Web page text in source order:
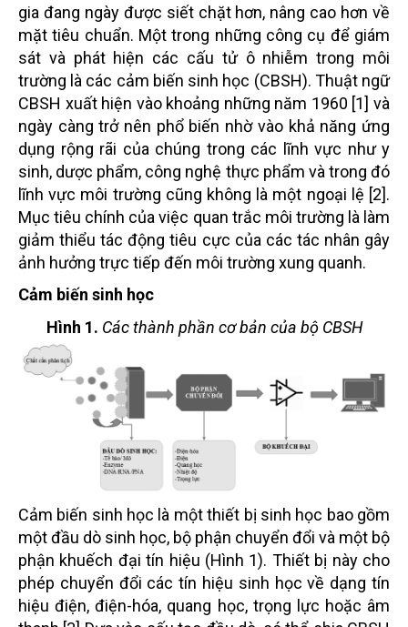
gia đang ngày được siết chặt hơn, nâng cao hơn về
mặt tiêu chuẩn. Một trong những công cụ để giám
sát và phát hiện các cấu tử ô nhiễm trong môi
trường là các cảm biến sinh học (CBSH). Thuật ngữ
CBSH xuất hiện vào khoảng những năm 1960 [1] và
ngày càng trở nên phổ biến nhờ vào khả năng ứng
dụng rộng rãi của chúng trong các lĩnh vực như y
sinh, dược phẩm, công nghệ thực phẩm và trong đó
lĩnh vực môi trường cũng không là một ngoại lệ [2].
Mục tiêu chính của việc quan trắc môi trường là làm
giảm thiểu tác động tiêu cực của các tác nhân gây
ảnh hưởng trực tiếp đến môi trường xung quanh.
Cảm biến sinh học
Hình 1. Các thành phần cơ bản của bộ CBSH
Cảm biến sinh học là một thiết bị sinh học bao gồm
một đầu dò sinh học, bộ phận chuyển đổi và một bộ
phận khuếch đại tín hiệu (Hình 1). Thiết bị này cho
phép chuyển đổi các tín hiệu sinh học về dạng tín
hiệu điện, điện-hóa, quang học, trọng lực hoặc âm